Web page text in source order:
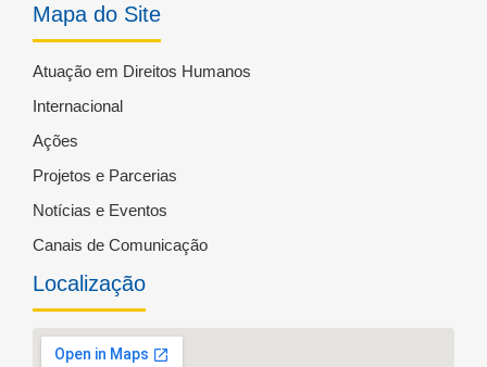
Mapa do Site
Atuação em Direitos Humanos
Internacional
Ações
Projetos e Parcerias
Notícias e Eventos
Canais de Comunicação
Localização